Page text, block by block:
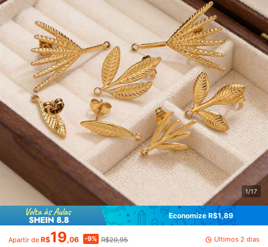
1/17
Economize R$1,89
Apartir de R$19,06 -9% R$20,95 Últimos 2 dias